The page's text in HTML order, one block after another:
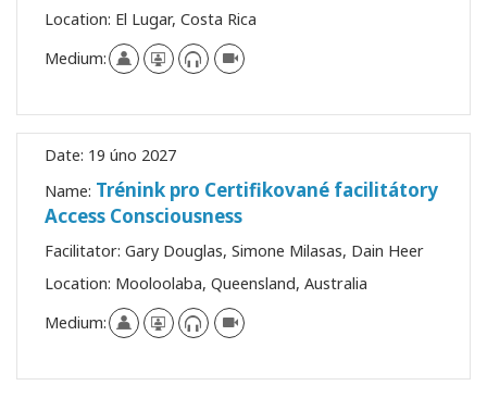
Location: El Lugar, Costa Rica
Medium:
Date: 19 úno 2027
Name: Trénink pro Certifikované facilitátory
Access Consciousness
Facilitator: Gary Douglas, Simone Milasas, Dain Heer
Location: Mooloolaba, Queensland, Australia
Medium: